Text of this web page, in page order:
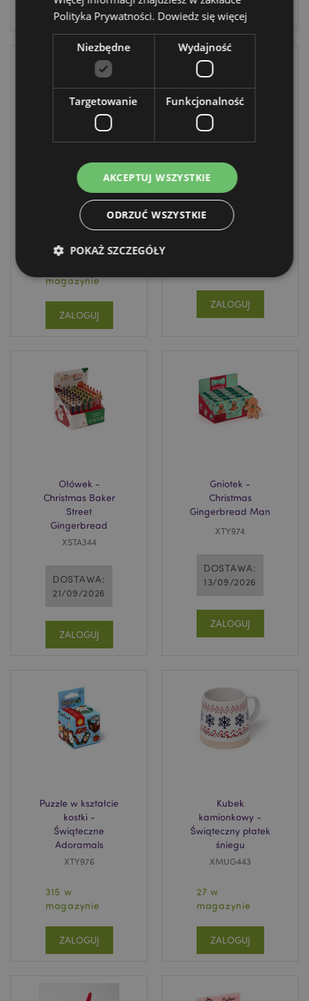
ZALOGUJ
Karty do gry z
motywem
świątecznego
gnoma
magazynie
ZALOGUJ
Cienkopis -
Świąteczne
Adoramals
XPEN272
ZALOGUJ
Ołówek -
Christmas Baker
Street
Gingerbread
XSTA344
DOSTAWA:
21/09/2026
ZALOGUJ
Gniotek -
Christmas
Gingerbread Man
XTY974
DOSTAWA:
13/09/2026
ZALOGUJ
Puzzle w kształcie
kostki -
Świąteczne
Adoramals
XTY976
315 w
magazynie
ZALOGUJ
Kubek
kamionkowy -
Świąteczny płatek
śniegu
XMUG443
27 w
magazynie
ZALOGUJ
Polityka Prywatności. Dowiedz się więcej
Niezbędne Wydajność
Targetowanie Funkcjonalność
AKCEPTUJ WSZYSTKIE
ODRZUĆ WSZYSTKIE
POKAŻ SZCZEGÓŁY
Niezbędne
Targetowanie
klientów i zarządzanie kontami.
Nazwa
Provider/
Domena
CookieScriptConsent
CookieScript
mage-cache-storage-section-
www.puckator.pl
form_key
Adobe Inc.
.www.puckator.pl
.www.puckator.pl